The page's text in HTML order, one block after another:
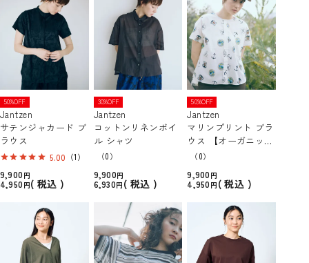
50%OFF
Jantzen
サテンジャカード ブ
ラウス
5.00 （1）
9,900
4,950
税込
30%OFF
Jantzen
コットンリネンボイ
ル シャツ
（0）
9,900
6,930
税込
50%OFF
Jantzen
マリンプリント ブラ
ウス 【オーガニック
コットン】
（0）
9,900
4,950
税込